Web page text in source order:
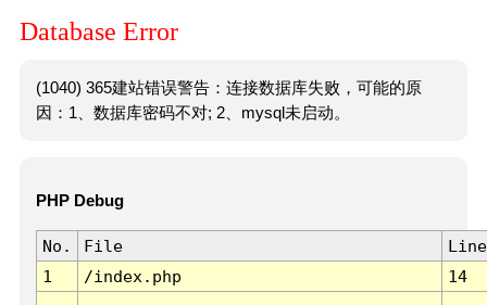
Database Error
(1040) 365建站错误警告：连接数据库失败，可能的原
因：1、数据库密码不对; 2、mysql未启动。
PHP Debug
No. File
Line
1
/index.php 14